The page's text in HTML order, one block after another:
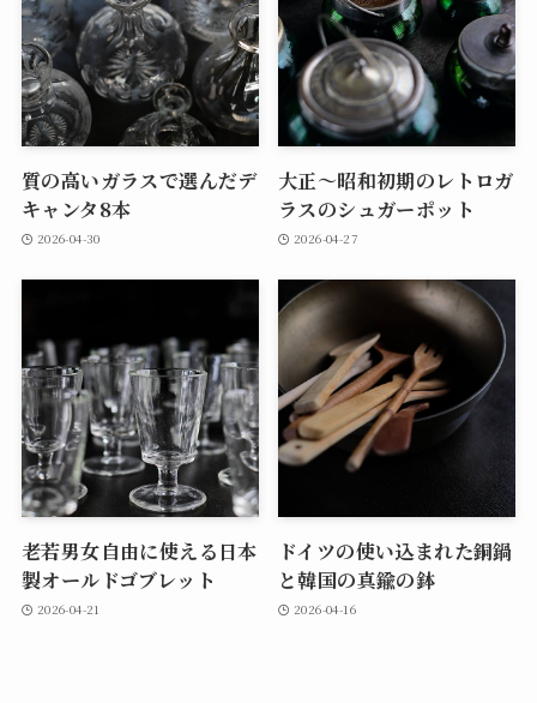
質の高いガラスで選んだデ
キャンタ8本
2026-04-30
大正～昭和初期のレトロガ
ラスのシュガーポット
2026-04-27
老若男女自由に使える日本
製オールドゴブレット
2026-04-21
ドイツの使い込まれた銅鍋
と韓国の真鍮の鉢
2026-04-16